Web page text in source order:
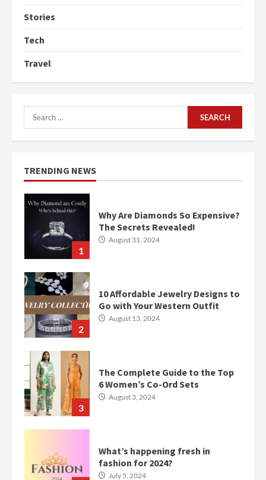
Stories
Tech
Travel
Search
for:
TRENDING NEWS
1
Why Are Diamonds So Expensive?
The Secrets Revealed!
August 31, 2024
2
10 Affordable Jewelry Designs to
Go with Your Western Outfit
August 13, 2024
3
The Complete Guide to the Top
6 Women’s Co-Ord Sets
August 3, 2024
What’s happening fresh in
fashion for 2024?
July 5, 2024